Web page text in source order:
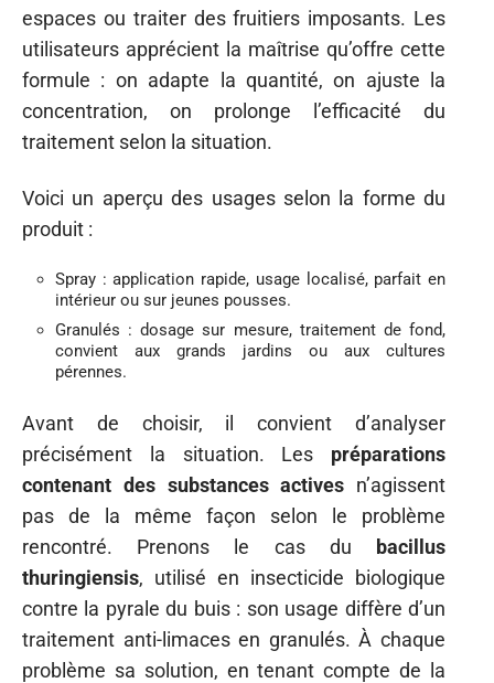
espaces ou traiter des fruitiers imposants. Les
utilisateurs apprécient la maîtrise qu’offre cette
formule : on adapte la quantité, on ajuste la
concentration, on prolonge l’efficacité du
traitement selon la situation.
Voici un aperçu des usages selon la forme du
produit :
Spray : application rapide, usage localisé, parfait en
intérieur ou sur jeunes pousses.
Granulés : dosage sur mesure, traitement de fond,
convient aux grands jardins ou aux cultures
pérennes.
Avant de choisir, il convient d’analyser
précisément la situation. Les préparations
contenant des substances actives n’agissent
pas de la même façon selon le problème
rencontré. Prenons le cas du bacillus
thuringiensis, utilisé en insecticide biologique
contre la pyrale du buis : son usage diffère d’un
traitement anti-limaces en granulés. À chaque
problème sa solution, en tenant compte de la